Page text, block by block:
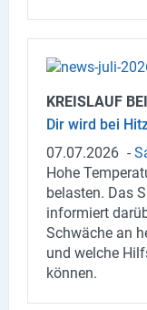
KREIS­LAUF
Dir wird bei
07.07.2026 -
Hohe
be­las­ten. Das
in­for­miert
Schwä­che an
und wel­che
kön­nen.